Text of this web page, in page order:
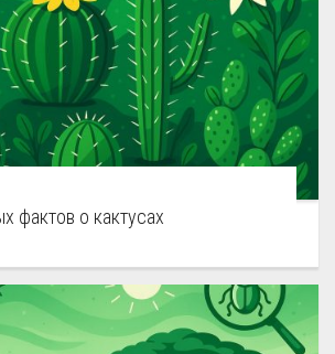
фактов о кактусах